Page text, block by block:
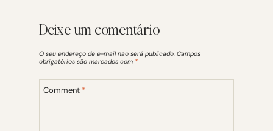
Deixe um comentário
O seu endereço de e-mail não será publicado. Campos
obrigatórios são marcados com *
Comment *